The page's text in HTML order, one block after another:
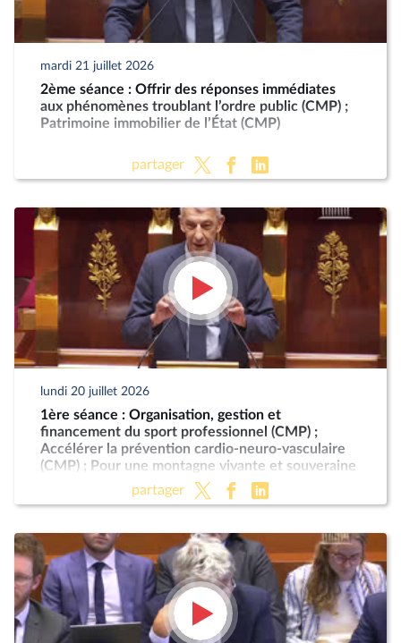
mardi 21 juillet 2026
2ème séance : Offrir des réponses immédiates
aux phénomènes troublant l’ordre public (CMP) ;
Patrimoine immobilier de l’État (CMP)
partager
lundi 20 juillet 2026
1ère séance : Organisation, gestion et
financement du sport professionnel (CMP) ;
Accélérer la prévention cardio-neuro-vasculaire
(CMP) ; Pour une montagne vivante et souveraine
partager